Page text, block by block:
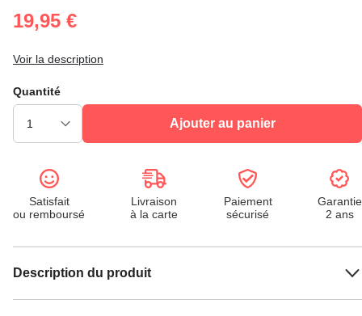
19,95 €
Voir la description
Quantité
Ajouter au panier
Satisfait
ou remboursé
Livraison
à la carte
Paiement
sécurisé
Garantie
2 ans
Description du produit